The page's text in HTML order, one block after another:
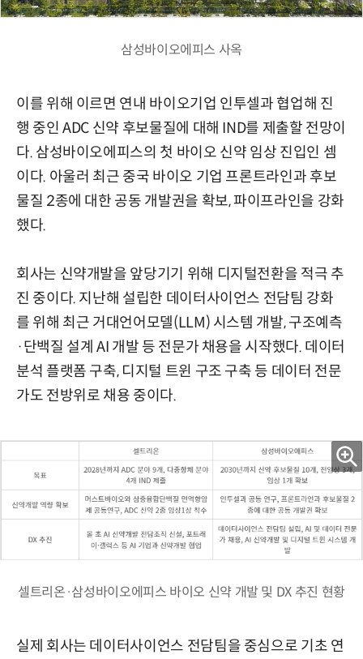
삼성바이오에피스 사옥
이를 위해 이르면 연내 바이오기업 인투셀과 협업해 진
행 중인 ADC 신약 후보물질에 대해 IND를 제출할 전망이
다. 삼성바이오에피스의 첫 바이오 신약 임상 진입인 셈
이다. 아울러 최근 중국 바이오 기업 프론트라인과 후보
물질 2종에 대한 공동 개발권을 확보, 파이프라인을 강화
했다.
회사는 신약개발을 앞당기기 위해 디지털전환을 적극 추
진 중이다. 지난해 설립한 데이터사이언스 전담팀 강화
를 위해 최근 거대언어모델(LLM) 시스템 개발, 구조예측
·단백질 설계 AI 개발 등 전문가 채용을 시작했다. 데이터
분석 플랫폼 구축, 디지털 트윈 구조 구축 등 데이터 전문
가도 전방위로 채용 중이다.
셀트리온·삼성바이오에피스 바이오 신약 개발 및 DX 추진 현황
실제 회사는 데이터사이언스 전담팀을 중심으로 기초 연